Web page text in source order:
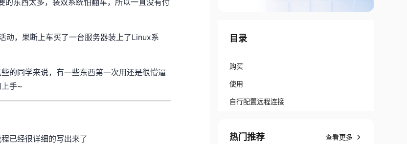
东西太多，装双系统怕翻车，所以一直没有付
动，果断上车买了一台服务器装上了Linux系
的同学来说，有一些东西第一次用还是很懵逼
手~
已经很详细的写出来了
目录
购买
使用
自行配置远程连接
热门推荐 查看更多